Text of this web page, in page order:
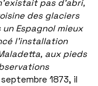
pas d’abri,
des glaciers
Espagnol mieux
l’installation
aux pieds
septembre 1873, il